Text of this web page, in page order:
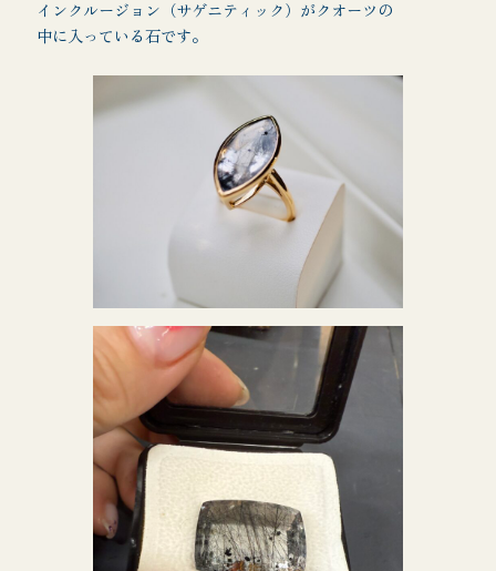
インクルージョン（サゲニティック）がクオーツの
中に入っている石です。